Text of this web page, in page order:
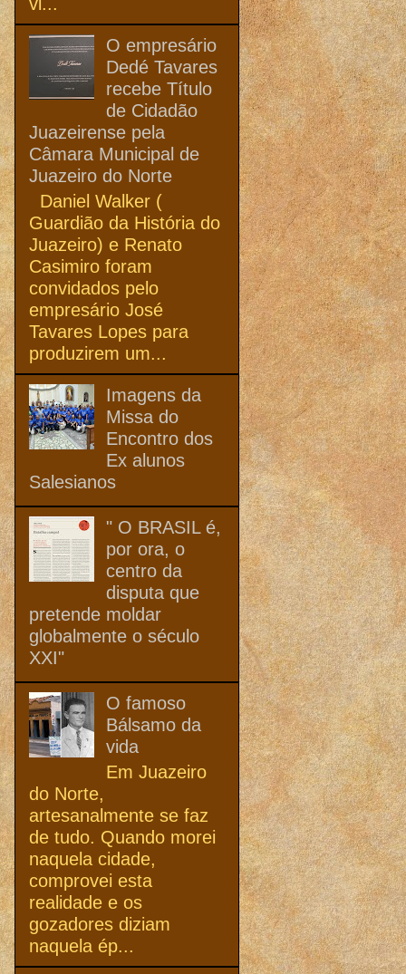
O empresário
Dedé Tavares
recebe Título
de Cidadão
Juazeirense pela
Câmara Municipal de
Juazeiro do Norte
Daniel Walker (
Guardião da História do
Juazeiro) e Renato
Casimiro foram
convidados pelo
empresário José
Tavares Lopes para
produzirem um...
Imagens da
Missa do
Encontro dos
Ex alunos
Salesianos
" O BRASIL é,
por ora, o
centro da
disputa que
pretende moldar
globalmente o século
XXI"
O famoso
Bálsamo da
vida
Em Juazeiro
do Norte,
artesanalmente se faz
de tudo. Quando morei
naquela cidade,
comprovei esta
realidade e os
gozadores diziam
naquela ép...